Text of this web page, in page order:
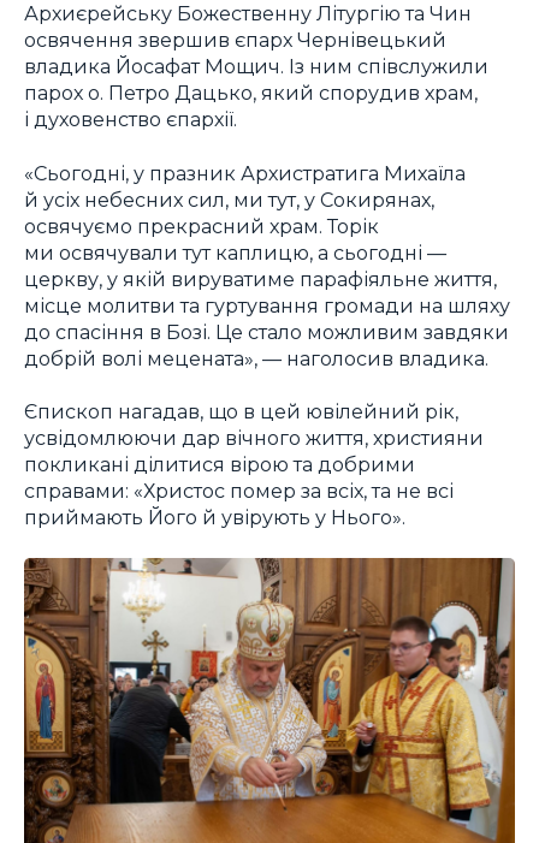
Архиєрейську Божественну Літургію та Чин
освячення звершив єпарх Чернівецький
владика Йосафат Мощич. Із ним співслужили
парох о. Петро Дацько, який спорудив храм,
і духовенство єпархії.
«Сьогодні, у празник Архистратига Михаїла
й усіх небесних сил, ми тут, у Сокирянах,
освячуємо прекрасний храм. Торік
ми освячували тут каплицю, а сьогодні —
церкву, у якій вируватиме парафіяльне життя,
місце молитви та гуртування громади на шляху
до спасіння в Бозі. Це стало можливим завдяки
добрій волі мецената», — наголосив владика.
Єпископ нагадав, що в цей ювілейний рік,
усвідомлюючи дар вічного життя, християни
покликані ділитися вірою та добрими
справами: «Христос помер за всіх, та не всі
приймають Його й увірують у Нього».